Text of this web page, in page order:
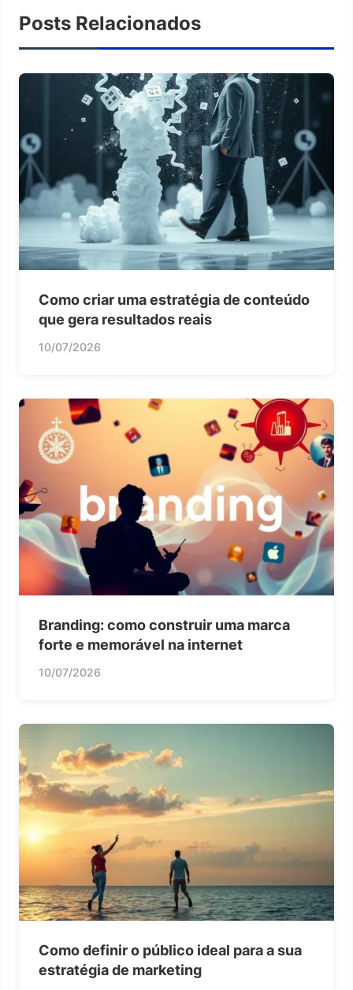
Posts Relacionados
Como criar uma estratégia de conteúdo
que gera resultados reais
10/07/2026
Branding: como construir uma marca
forte e memorável na internet
10/07/2026
Como definir o público ideal para a sua
estratégia de marketing